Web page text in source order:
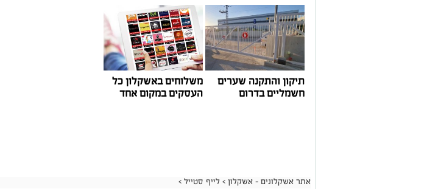
תיקון והתקנה שערים
חשמליים בדרום
משלוחים באשקלון כל
העסקים במקום אחד
אתר אשקלונים - אשקלון > לייף סטייל >